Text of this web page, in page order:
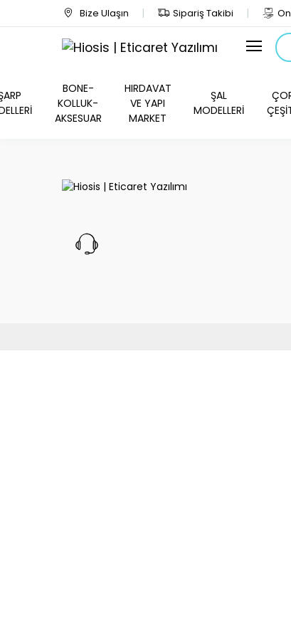
Bize Ulaşın Sipariş Takibi
BONE-
KOLLUK-
AKSESUAR
HIRDAVAT
VE YAPI
MARKET
ŞAL
MODELLERİ